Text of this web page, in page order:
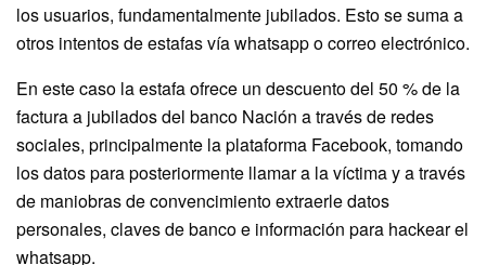
los usuarios, fundamentalmente jubilados. Esto se suma a
otros intentos de estafas vía whatsapp o correo electrónico.
En este caso la estafa ofrece un descuento del 50 % de la
factura a jubilados del banco Nación a través de redes
sociales, principalmente la plataforma Facebook, tomando
los datos para posteriormente llamar a la víctima y a través
de maniobras de convencimiento extraerle datos
personales, claves de banco e información para hackear el
whatsapp.